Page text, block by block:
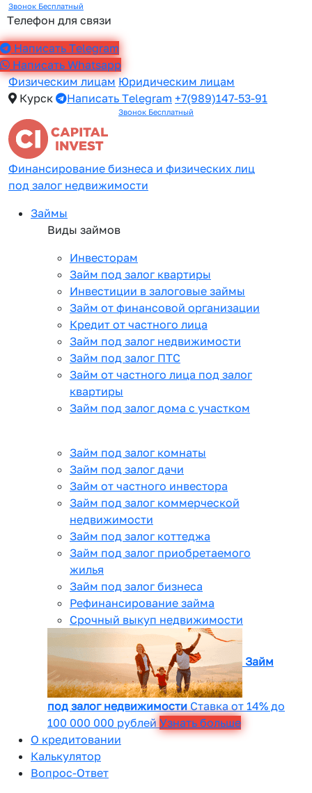
Звонок Бесплатный
Телефон для связи
Написать Telegram
Написать Whatsapp
Физическим лицам Юридическим лицам
Курск
Написать Telegram +7(989)147-53-91
Звонок Бесплатный
Финансирование бизнеса и физических лиц
под залог недвижимости
Займы
Виды займов
Инвесторам
Займ под залог квартиры
Инвестиции в залоговые займы
Займ от финансовой организации
Кредит от частного лица
Займ под залог недвижимости
Займ под залог ПТС
Займ от частного лица под залог
квартиры
Займ под залог дома с участком
Займ под залог комнаты
Займ под залог дачи
Займ от частного инвестора
Займ под залог коммерческой
недвижимости
Займ под залог коттеджа
Займ под залог приобретаемого
жилья
Займ под залог бизнеса
Рефинансирование займа
Срочный выкуп недвижимости
Займ
под залог недвижимости Ставка от 14% до
100 000 000 рублей Узнать больше
О кредитовании
Калькулятор
Вопрос-Ответ